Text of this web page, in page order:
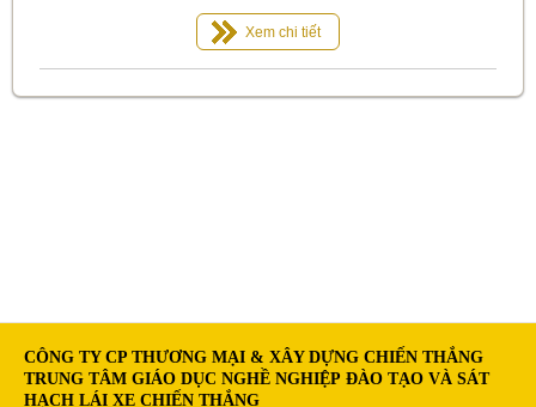
Xem chi tiết
CÔNG TY CP THƯƠNG MẠI & XÂY DỰNG CHIẾN THẮNG
TRUNG TÂM GIÁO DỤC NGHỀ NGHIỆP ĐÀO TẠO VÀ SÁT
HẠCH LÁI XE CHIẾN THẮNG